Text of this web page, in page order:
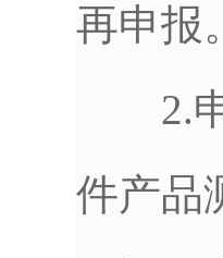
再申报。
2.申
件产品